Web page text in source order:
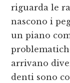
riguarda le
nascono i
un piano
arrivano
denti sono